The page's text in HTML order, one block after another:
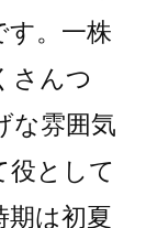
す。一株
さんつ
な雰囲気
役として
期は初夏